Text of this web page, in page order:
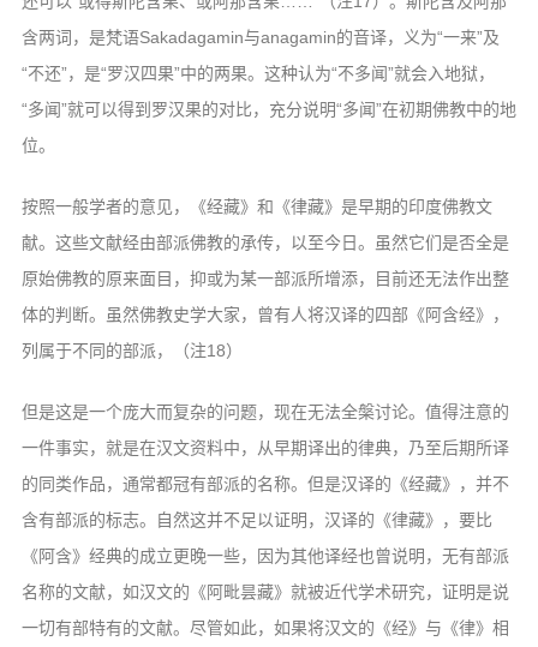
含两词，是梵语Sakadagamin与anagamin的音译，义为“一来”及
“不还”，是“罗汉四果”中的两果。这种认为“不多闻”就会入地狱，
“多闻”就可以得到罗汉果的对比，充分说明“多闻”在初期佛教中的地
位。
按照一般学者的意见，《经藏》和《律藏》是早期的印度佛教文
献。这些文献经由部派佛教的承传，以至今日。虽然它们是否全是
原始佛教的原来面目，抑或为某一部派所增添，目前还无法作出整
体的判断。虽然佛教史学大家，曾有人将汉译的四部《阿含经》，
列属于不同的部派，（注18）
但是这是一个庞大而复杂的问题，现在无法全槃讨论。值得注意的
一件事实，就是在汉文资料中，从早期译出的律典，乃至后期所译
的同类作品，通常都冠有部派的名称。但是汉译的《经藏》，并不
含有部派的标志。自然这并不足以证明，汉译的《律藏》，要比
《阿含》经典的成立更晚一些，因为其他译经也曾说明，无有部派
名称的文献，如汉文的《阿毗昙藏》就被近代学术研究，证明是说
一切有部特有的文献。尽管如此，如果将汉文的《经》与《律》相